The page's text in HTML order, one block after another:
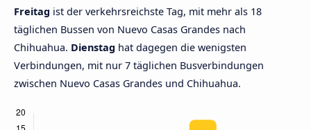
Freitag ist der verkehrsreichste Tag, mit mehr als 18
täglichen Bussen von Nuevo Casas Grandes nach
Chihuahua. Dienstag hat dagegen die wenigsten
Verbindungen, mit nur 7 täglichen Busverbindungen
zwischen Nuevo Casas Grandes und Chihuahua.